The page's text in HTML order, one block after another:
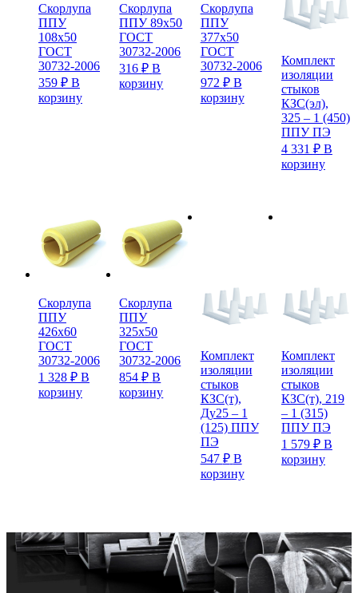
Скорлупа
ППУ
108х50
ГОСТ
30732-2006
359 ₽ В
корзину
Скорлупа
ППУ 89х50
ГОСТ
30732-2006
316₽ В
корзину
Скорлупа
ППУ
377х50
ГОСТ
30732-2006
972 ₽ В
корзину
Комплект
изоляции
стыков
КЗС(эл),
325 – 1 (450)
ППУ ПЭ
4 331 ₽ В
корзину
Скорлупа
ППУ
426х60
ГОСТ
30732-2006
1 328 ₽ В
корзину
Скорлупа
ППУ
325х50
ГОСТ
30732-2006
854₽ В
корзину
Комплект
изоляции
стыков
КЗС(т),
Ду25 – 1
(125) ППУ
ПЭ
547 ₽ В
корзину
Комплект
изоляции
стыков
КЗС(т), 219
– 1 (315)
ППУ ПЭ
1 579 ₽ В
корзину